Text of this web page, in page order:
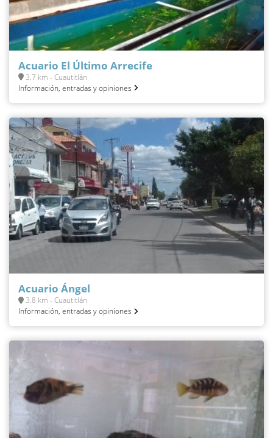
Acuario El Último Arrecife
3.7 km - Cuautitlán
Información, entradas y opiniones
Acuario Ángel
3.8 km - Cuautitlán
Información, entradas y opiniones